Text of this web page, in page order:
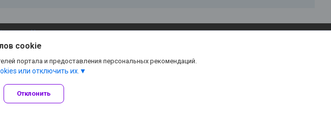
Deal.by
cookies
cookie
портала и предоставления персональных рекомендаций.
или отключить их.
Отклонить
на контент
▼